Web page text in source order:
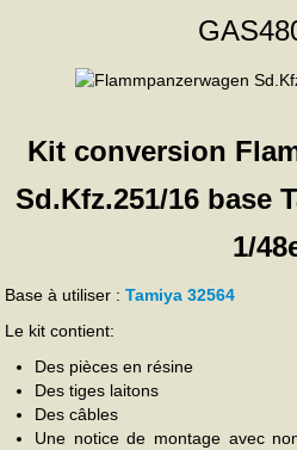
Kit conversion
Sd.Kfz.251/16 base
1/
Base à utiliser : Tamiya 32564
Le kit contient:
Des pièces en résine
Des tiges laitons
Des câbles
Une notice de montage avec